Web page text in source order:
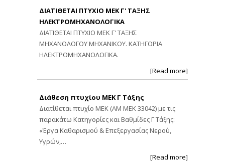
ΔΙΑΤΙΘΕΤΑΙ ΠΤΥΧΙΟ ΜΕΚ Γ' ΤΑΞΗΣ
ΗΛΕΚΤΡΟΜΗΧΑΝΟΛΟΓΙΚΑ
ΔΙΑΤΙΘΕΤΑΙ ΠΤΥΧΙΟ ΜΕΚ Γ' ΤΑΞΗΣ
ΜΗΧΑΝΟΛΟΓΟΥ ΜΗΧΑΝΙΚΟΥ. ΚΑΤΗΓΟΡΙΑ
ΗΛΕΚΤΡΟΜΗΧΑΝΟΛΟΓΙΚΑ.
[Read more]
Διάθεση πτυχίου ΜΕΚ Γ Τάξης
Διατίθεται πτυχίο ΜΕΚ (ΑΜ ΜΕΚ 33042) με τις
παρακάτω Κατηγορίες και Βαθμίδες Γ Τάξης:
«Έργα Καθαρισμού & Επεξεργασίας Νερού,
Υγρών,…
[Read more]